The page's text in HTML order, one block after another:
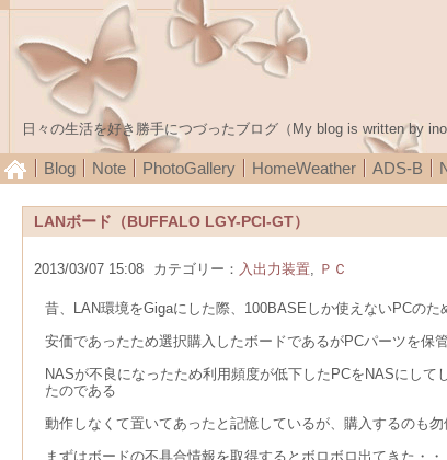
日々の生活を好き勝手につづったブログ（My blog is written by
Blog Note PhotoGallery HomeWeather ADS-B
LANボード（BUFFALO LGY-PCI-GT）
2013/03/07 15:08 カテゴリー： 入出力装置, ＰＣ
昔、LAN環境をGigaにした際、100BASEしか使えないPCの
安価であったため選択購入したボードであるがPCパーツを保
NASが不良になったため利用頻度が低下したPCをNASにし
たのである
動作しなくて置いてあったと記憶しているが、購入するのも
まずはボードの不具合情報を取得するとボロボロ出てきた・